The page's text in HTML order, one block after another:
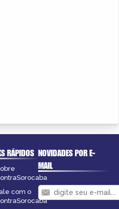
RÁPIDOS
com o
NOVIDADES POR E-
MAIL